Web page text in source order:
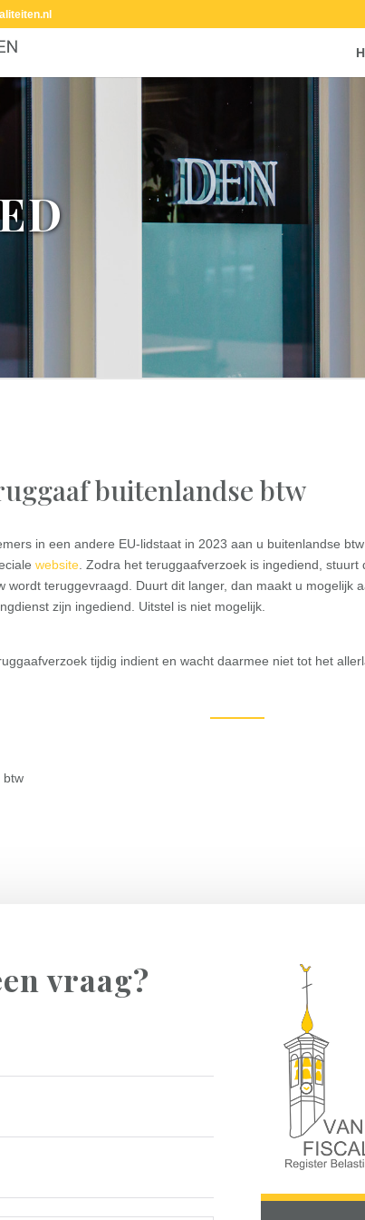
buitenlandse btw
in een andere EU-lidstaat in 2023 aan u buitenlandse
website . Zodra het teruggaafverzoek is ingediend,
wordt teruggevraagd. Duurt dit langer, dan maakt u mogelijk
zijn ingediend. Uitstel is niet mogelijk.
tijdig indient en wacht daarmee niet tot het
btw
vraag?